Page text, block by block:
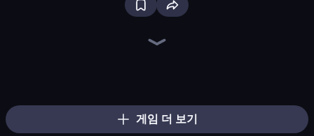
게임 더 보기